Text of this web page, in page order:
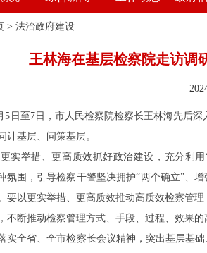
> 法治政府建设
王林海在基层检察院走访调
5日至7日，市人民检察院检察长王林海先后
计基层、问策基层。
实举措、更高质效抓好政治建设，充分利用
氛围，引导检察干警坚决拥护“两个确立”、
要以更实举措、更高质效推动高质效检察管
不断推动检察管理方式、手段、过程、效果
实全省、全市检察长会议精神，突出基层基